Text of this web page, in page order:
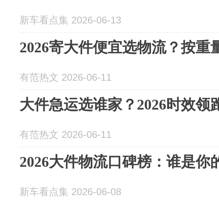
新车看点集 2026-06-13
2026寄大件便宜选物流？按重
有范热文 2026-06-11
大件急运选谁家？2026时效领
有范热文 2026-06-11
2026大件物流口碑榜：谁是你
新车看点集 2026-06-08